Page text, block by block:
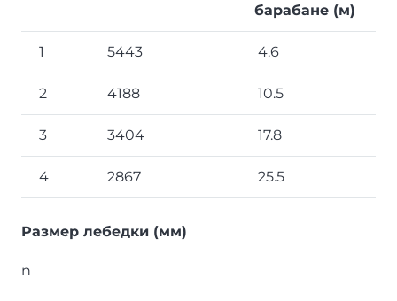
барабане (м)
1 5443 4.6
2 4188 10.5
3 3404 17.8
4 2867 25.5
Размер лебедки (мм)
n